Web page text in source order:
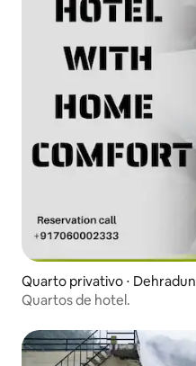
Quarto privativo ⋅ Dehradun
Quartos de hotel.